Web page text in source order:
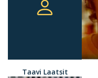
Taavi Laatsit